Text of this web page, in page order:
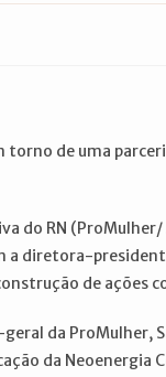
de uma
do RN
diretora-
de ações
da ProMulher,
da Neoenergia